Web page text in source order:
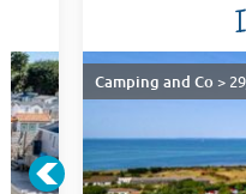
Camping and Co >